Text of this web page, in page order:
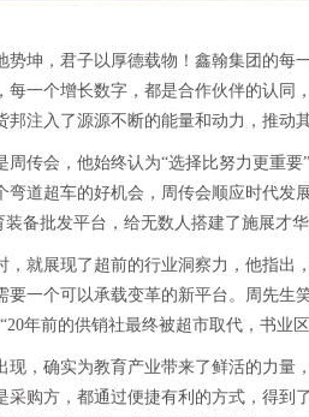
势坤，君子以厚德载物！鑫翰集团的每
每一个增长数字，都是合作伙伴的认同
注入了源源不断的能量和动力，推动
传会，他始终认为“选择比努力更重
弯道超车的好机会，周传会顺应时代发
备批发平台，给无数人搭建了施展才华
，就展现了超前的行业洞察力，他指出
一个可以承载变革的新平台。周先生
年前的供销社最终被超市取代，书业
现，确实为教育产业带来了鲜活的力量
采购方，都通过便捷有利的方式，得到